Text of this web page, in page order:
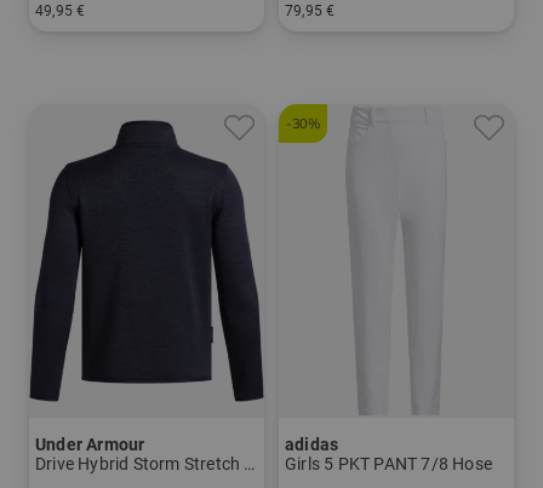
49,95 € 79,95 €
Under Armour
Drive Hybrid Storm Stretch Midlayer
-30%
adidas
Girls 5 PKT PANT 7/8 Hose